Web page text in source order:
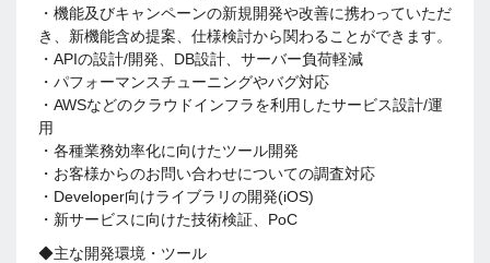
・機能及びキャンペーンの新規開発や改善に携わっていただ
き、新機能含め提案、仕様検討から関わることができます。
・APIの設計/開発、DB設計、サーバー負荷軽減
・パフォーマンスチューニングやバグ対応
・AWSなどのクラウドインフラを利用したサービス設計/運
用
・各種業務効率化に向けたツール開発
・お客様からのお問い合わせについての調査対応
・Developer向けライブラリの開発(iOS)
・新サービスに向けた技術検証、PoC
◆主な開発環境・ツール